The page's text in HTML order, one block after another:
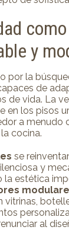
y
por la
capaces de
de vida. La
en los pisos
a menudo
cocina.
se
y
la estética
al